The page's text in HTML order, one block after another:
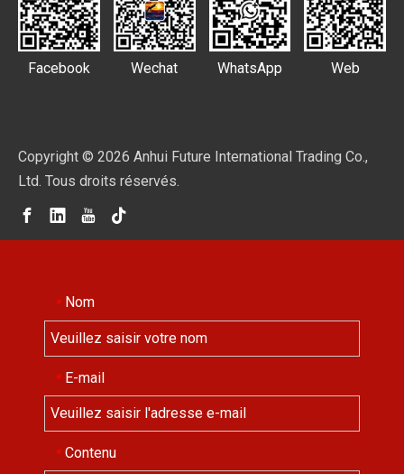
Facebook Wechat WhatsApp Web
Copyright © 2026 Anhui Future International Trading Co.,
Ltd. Tous droits réservés.
* Nom
* E-mail
* Contenu